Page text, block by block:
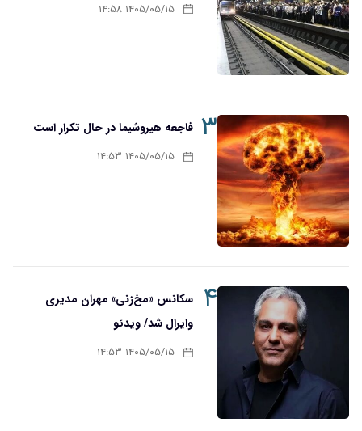
۱۴۰۵/۰۵/۱۵ ۱۴:۵۸
۳ فاجعه هیروشیما در حال تکرار است
۱۴۰۵/۰۵/۱۵ ۱۴:۵۳
۴
سکانس «مخ‌زنی» مهران مدیری
وایرال شد/ ویدئو
۱۴۰۵/۰۵/۱۵ ۱۴:۵۳